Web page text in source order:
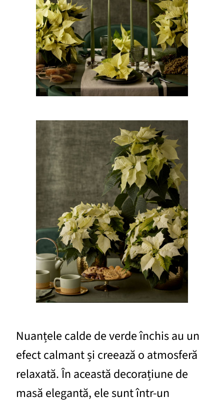
Nuanțele calde de verde închis au un
efect calmant și creează o atmosferă
relaxată. În această decorațiune de
masă elegantă, ele sunt într-un